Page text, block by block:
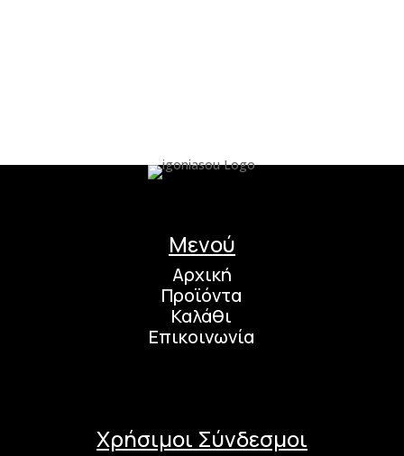
Μενού
Αρχική
Προϊόντα
Καλάθι
Επικοινωνία
Χρήσιμοι Σύνδεσμοι